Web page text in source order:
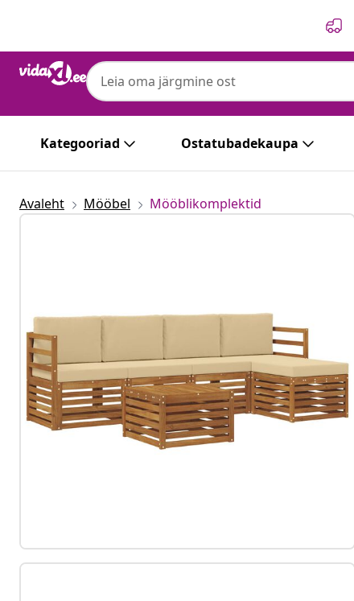
Kategooriad Ostatubadekaupa
Avaleht Mööbel Mööblikomplektid